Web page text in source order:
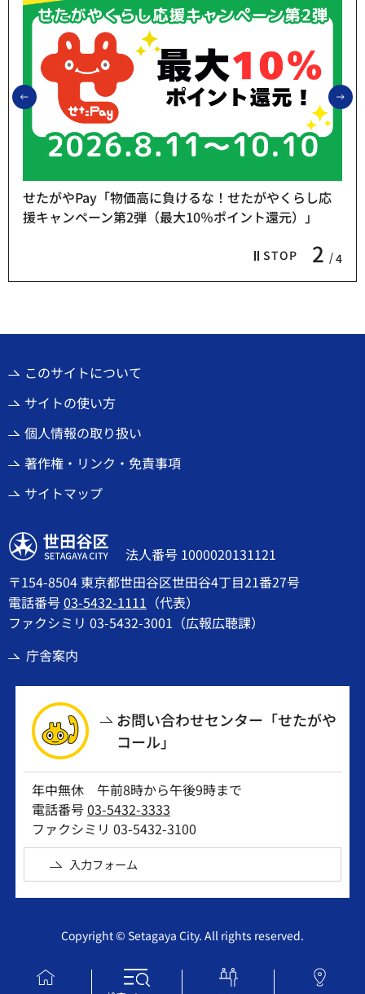
前のスライドを表示
STOP 2 4
せたがやPay「物価高に負けるな！せたがやくらし応
援キャンペーン第2弾（最大10％ポイント還元）」
このサイトについて
サイトの使い方
個人情報の取り扱い
著作権・リンク・免責事項
サイトマップ
世田谷区
法人番号 1000020131121
〒154-8504 東京都世田谷区世田谷4丁目21番27号
電話番号03-5432-1111 （代表）
ファクシミリ 03-5432-3001（広報広聴課）
庁舎案内
お問い合わせセンター「せたがや
コール」
年中無休 午前8時から午後9時まで
電話番号03-5432-3333
ファクシミリ 03-5432-3100
入力フォーム
Copyright © Setagaya City. All rights reserved.